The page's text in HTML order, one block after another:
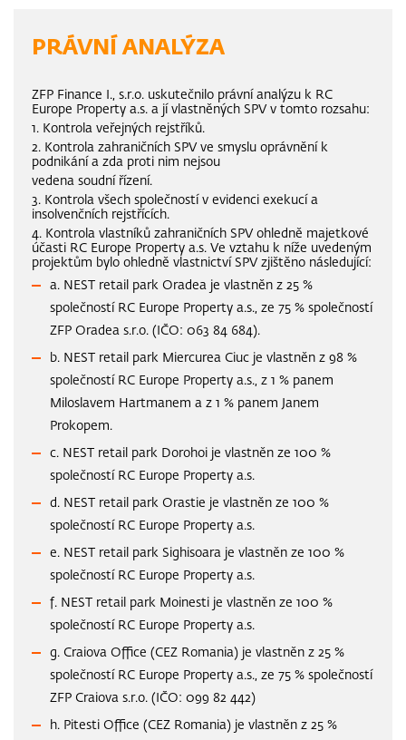
PRÁVNÍ ANALÝZA
ZFP Finance I., s.r.o. uskutečnilo právní analýzu k RC
Europe Property a.s. a jí vlastněných SPV v tomto rozsahu:
1. Kontrola veřejných rejstříků.
2. Kontrola zahraničních SPV ve smyslu oprávnění k
podnikání a zda proti nim nejsou
vedena soudní řízení.
3. Kontrola všech společností v evidenci exekucí a
insolvenčních rejstřících.
4. Kontrola vlastníků zahraničních SPV ohledně majetkové
účasti RC Europe Property a.s. Ve vztahu k níže uvedeným
projektům bylo ohledně vlastnictví SPV zjištěno následující:
a. NEST retail park Oradea je vlastněn z 25 %
společností RC Europe Property a.s., ze 75 % společností
ZFP Oradea s.r.o. (IČO: 063 84 684).
b. NEST retail park Miercurea Ciuc je vlastněn z 98 %
společností RC Europe Property a.s., z 1 % panem
Miloslavem Hartmanem a z 1 % panem Janem
Prokopem.
c. NEST retail park Dorohoi je vlastněn ze 100 %
společností RC Europe Property a.s.
d. NEST retail park Orastie je vlastněn ze 100 %
společností RC Europe Property a.s.
e. NEST retail park Sighisoara je vlastněn ze 100 %
společností RC Europe Property a.s.
f. NEST retail park Moinesti je vlastněn ze 100 %
společností RC Europe Property a.s.
g. Craiova Office (CEZ Romania) je vlastněn z 25 %
společností RC Europe Property a.s., ze 75 % společností
ZFP Craiova s.r.o. (IČO: 099 82 442)
h. Pitesti Office (CEZ Romania) je vlastněn z 25 %